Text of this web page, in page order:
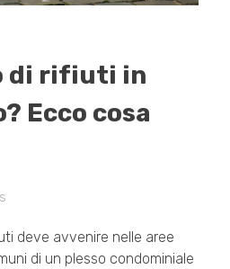
di rifiuti in
Ecco cosa
deve avvenire nelle aree
di un plesso condominiale